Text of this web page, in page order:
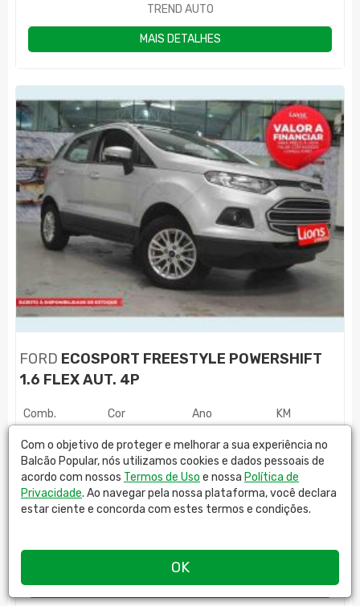
TREND AUTO
MAIS DETALHES
FORD ECOSPORT FREESTYLE POWERSHIFT
1.6 FLEX AUT. 4P
Comb. Cor Ano KM
R$45.899,00
MAIS DETALHES
Com o objetivo de proteger e melhorar a sua experiência no
Balcão Popular, nós utilizamos cookies e dados pessoais de
acordo com nossos Termos de Uso e nossa Política de
Privacidade. Ao navegar pela nossa plataforma, você declara
estar ciente e concorda com estes termos e condições.
OK